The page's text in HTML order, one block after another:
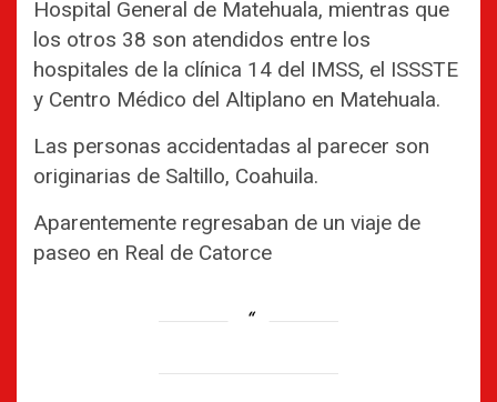
Hospital General de Matehuala, mientras que
los otros 38 son atendidos entre los
hospitales de la clínica 14 del IMSS, el ISSSTE
y Centro Médico del Altiplano en Matehuala.
Las personas accidentadas al parecer son
originarias de Saltillo, Coahuila.
Aparentemente regresaban de un viaje de
paseo en Real de Catorce